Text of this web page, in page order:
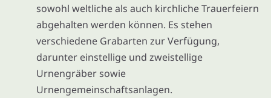
sowohl weltliche als auch kirchliche Trauerfeiern
abgehalten werden können. Es stehen
verschiedene Grabarten zur Verfügung,
darunter einstellige und zweistellige
Urnengräber sowie
Urnengemeinschaftsanlagen.